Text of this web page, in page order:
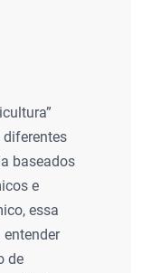
diferentes
baseados
e
essa
de